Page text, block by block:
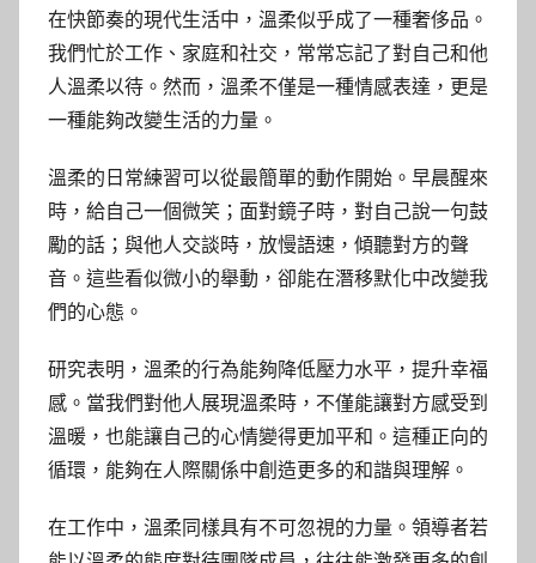
在快節奏的現代生活中，溫柔似乎成了一種奢侈品。
我們忙於工作、家庭和社交，常常忘記了對自己和他
人溫柔以待。然而，溫柔不僅是一種情感表達，更是
一種能夠改變生活的力量。
溫柔的日常練習可以從最簡單的動作開始。早晨醒來
時，給自己一個微笑；面對鏡子時，對自己說一句鼓
勵的話；與他人交談時，放慢語速，傾聽對方的聲
音。這些看似微小的舉動，卻能在潛移默化中改變我
們的心態。
研究表明，溫柔的行為能夠降低壓力水平，提升幸福
感。當我們對他人展現溫柔時，不僅能讓對方感受到
溫暖，也能讓自己的心情變得更加平和。這種正向的
循環，能夠在人際關係中創造更多的和諧與理解。
在工作中，溫柔同樣具有不可忽視的力量。領導者若